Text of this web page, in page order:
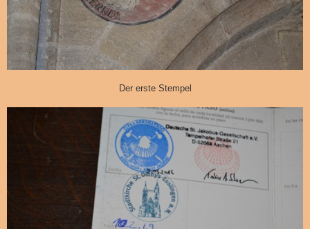
Der erste Stempel